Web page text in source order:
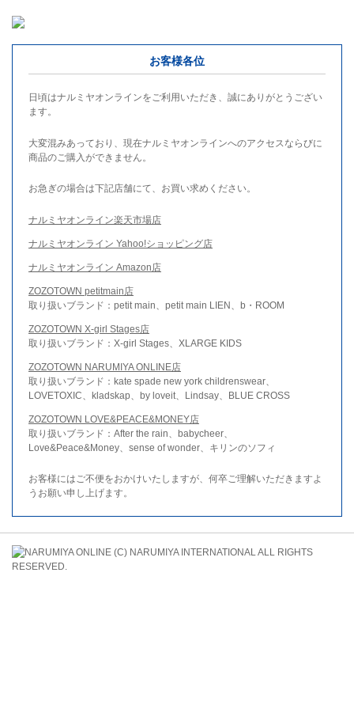
お客様各位
日頃はナルミヤオンラインをご利用いただき、誠にありがとうござい
ます。
大変混みあっており、現在ナルミヤオンラインへのアクセスならびに
商品のご購入ができません。
お急ぎの場合は下記店舗にて、お買い求めください。
ナルミヤオンライン楽天市場店
ナルミヤオンライン Yahoo!ショッピング店
ナルミヤオンライン Amazon店
ZOZOTOWN petitmain店
取り扱いブランド：petit main、petit main LIEN、b・ROOM
ZOZOTOWN X-girl Stages店
取り扱いブランド：X-girl Stages、XLARGE KIDS
ZOZOTOWN NARUMIYA ONLINE店
取り扱いブランド：kate spade new york childrenswear、
LOVETOXIC、kladskap、by loveit、Lindsay、BLUE CROSS
ZOZOTOWN LOVE&PEACE&MONEY店
取り扱いブランド：After the rain、babycheer、
Love&Peace&Money、sense of wonder、キリンのソフィ
お客様にはご不便をおかけいたしますが、何卒ご理解いただきますよ
うお願い申し上げます。